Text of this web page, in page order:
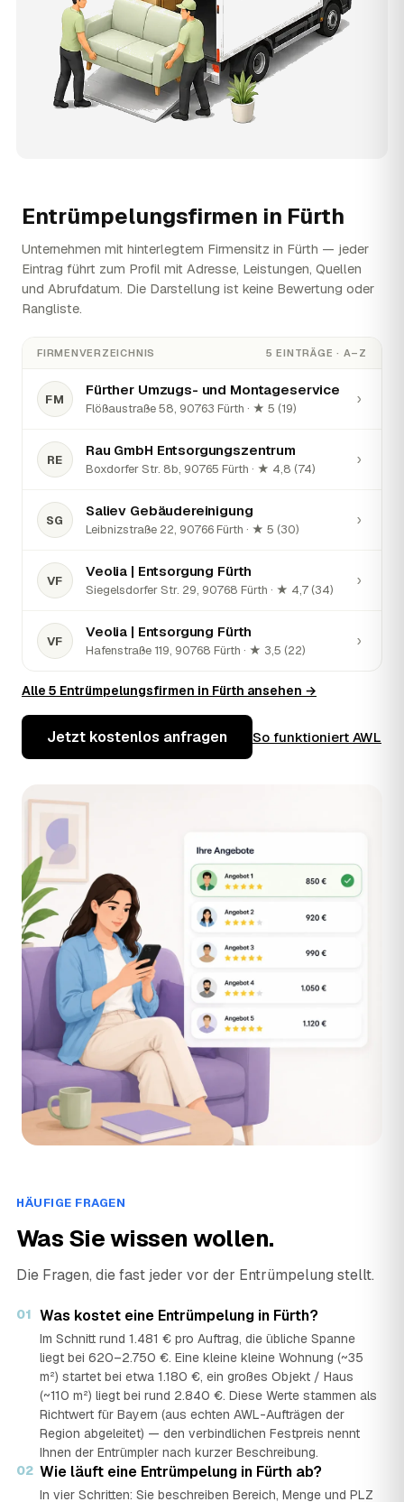
Entrümpelungsfirmen in Fürth
Unternehmen mit hinterlegtem Firmensitz in Fürth — jeder
Eintrag führt zum Profil mit Adresse, Leistungen, Quellen
und Abrufdatum. Die Darstellung ist keine Bewertung oder
Rangliste.
FIRMENVERZEICHNIS 5 EINTRÄGE · A–Z
FM
Fürther Umzugs- und Montageservice
Flößaustraße 58, 90763 Fürth · ★ 5 (19)
›
RE
Rau GmbH Entsorgungszentrum
Boxdorfer Str. 8b, 90765 Fürth · ★ 4,8 (74)
›
SG
Saliev Gebäudereinigung
Leibnizstraße 22, 90766 Fürth · ★ 5 (30)
›
VF
Veolia | Entsorgung Fürth
Siegelsdorfer Str. 29, 90768 Fürth · ★ 4,7 (34)
›
VF
Veolia | Entsorgung Fürth
Hafenstraße 119, 90768 Fürth · ★ 3,5 (22)
›
Alle 5 Entrümpelungsfirmen in Fürth ansehen →
Jetzt kostenlos anfragen So funktioniert AWL
HÄUFIGE FRAGEN
Was Sie wissen wollen.
Die Fragen, die fast jeder vor der Entrümpelung stellt.
01 Was kostet eine Entrümpelung in Fürth?
Im Schnitt rund 1.481 € pro Auftrag, die übliche Spanne
liegt bei 620–2.750 €. Eine kleine kleine Wohnung (~35
m²) startet bei etwa 1.180 €, ein großes Objekt / Haus
(~110 m²) liegt bei rund 2.840 €. Diese Werte stammen als
Richtwert für Bayern (aus echten AWL-Aufträgen der
Region abgeleitet) — den verbindlichen Festpreis nennt
Ihnen der Entrümpler nach kurzer Beschreibung.
02 Wie läuft eine Entrümpelung in Fürth ab?
In vier Schritten: Sie beschreiben Bereich, Menge und PLZ